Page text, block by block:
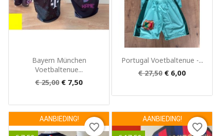
Snel bekijken
Bayern München
Voetbaltenue...
€ 25,00 € 7,50
Snel bekijken
Portugal Voetbaltenue -...
€ 27,50 € 6,00
AANBIEDING!
favorite_border
AANBIEDING!
favorite_border